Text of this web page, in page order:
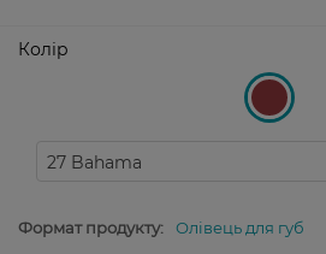
Колір
27 Bahama
Формат продукту:
Олівець для губ